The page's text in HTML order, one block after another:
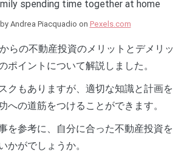
Andrea Piacquadio on Pexels.com
らの不動産投資のメリットとデメリッ
ポイントについて解説しました。
クもありますが、適切な知識と計画を
への道筋をつけることができます。
を参考に、自分に合った不動産投資を
かがでしょうか。